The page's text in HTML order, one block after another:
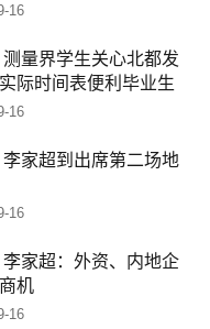
16
量界学生关心北都发
际时间表便利毕业生
16
家超到出席第二场地
16
家超：外资、内地企
机
16